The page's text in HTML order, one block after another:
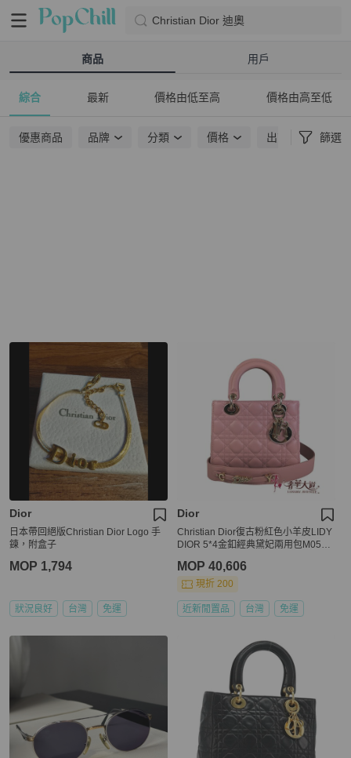
Christian Dior 迪奧
商品 用戶
綜合 最新 價格由低至高 價格由高至低
優惠商品 品牌 分類 價格 出貨地點 篩選
Dior
日本帶回絕版Christian Dior Logo 手
鍊，附盒子
MOP 1,794
狀況良好 台灣 免運
Dior
Christian Dior復古粉紅色小羊皮LIDY
DIOR 5*4金釦經典黛妃兩用包M0538
MOP 40,606
現折 200
近新閒置品 台灣 免運